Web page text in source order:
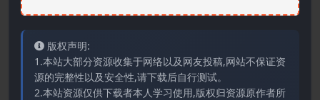
版权声明:
1.本站大部分资源收集于网络以及网友投稿,网站不保证资
源的完整性以及安全性,请下载后自行测试。
2.本站资源仅供下载者本人学习使用,版权归资源原作者所